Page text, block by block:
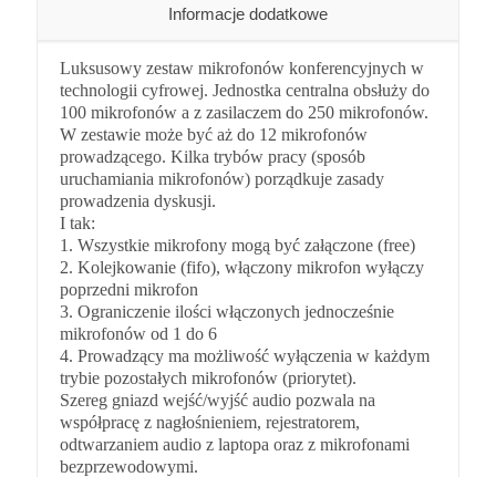
Informacje dodatkowe
Luksusowy zestaw mikrofonów konferencyjnych w
technologii cyfrowej. Jednostka centralna obsłuży do
100 mikrofonów a z zasilaczem do 250 mikrofonów.
W zestawie może być aż do 12 mikrofonów
prowadzącego. Kilka trybów pracy (sposób
uruchamiania mikrofonów) porządkuje zasady
prowadzenia dyskusji.
I tak:
1. Wszystkie mikrofony mogą być załączone (free)
2. Kolejkowanie (fifo), włączony mikrofon wyłączy
poprzedni mikrofon
3. Ograniczenie ilości włączonych jednocześnie
mikrofonów od 1 do 6
4. Prowadzący ma możliwość wyłączenia w każdym
trybie pozostałych mikrofonów (priorytet).
Szereg gniazd wejść/wyjść audio pozwala na
współpracę z nagłośnieniem, rejestratorem,
odtwarzaniem audio z laptopa oraz z mikrofonami
bezprzewodowymi.